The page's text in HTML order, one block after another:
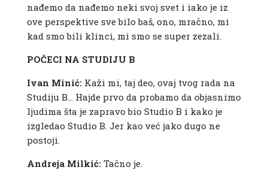
nađemo da nađemo neki svoj svet i iako je iz
ove perspektive sve bilo baš, ono, mračno, mi
kad smo bili klinci, mi smo se super zezali.
POČECI NA STUDIJU B
Ivan Minić: Kaži mi, taj deo, ovaj tvog rada na
Studiju B… Hajde prvo da probamo da objasnimo
ljudima šta je zapravo bio Studio B i kako je
izgledao Studio B. Jer kao već jako dugo ne
postoji.
Andreja Milkić: Tačno je.